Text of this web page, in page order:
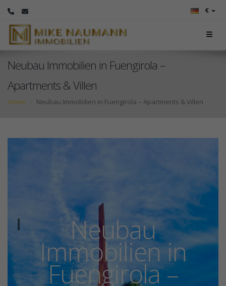
€
Neubau Immobilien in Fuengirola –
Apartments & Villen
Home Neubau Immobilien in Fuengirola – Apartments & Villen
Neubau
Immobilien in
Fuengirola –